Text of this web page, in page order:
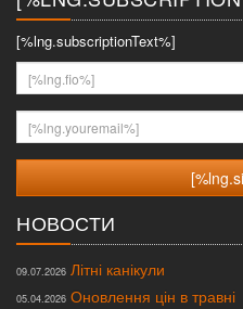
[%lng.subscriptionText%]
[%lng.fio%]
[%lng.youremail%]
НОВОСТИ
09.07.2026 Літні канікули
05.04.2026 Оновлення цін в травні